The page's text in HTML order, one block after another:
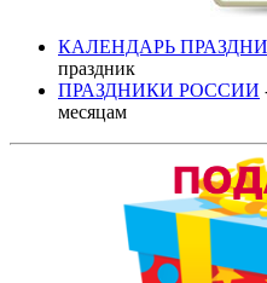
КАЛЕНДАРЬ
праздник
ПРАЗДНИКИ РОССИИ
месяцам